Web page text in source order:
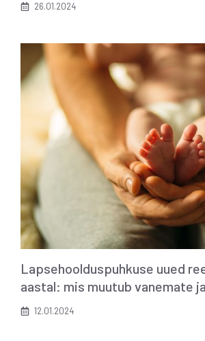
26.01.2024
Lapsehoolduspuhkuse uued
aastal: mis muutub vanemate
12.01.2024